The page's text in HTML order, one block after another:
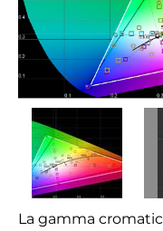
La gamma